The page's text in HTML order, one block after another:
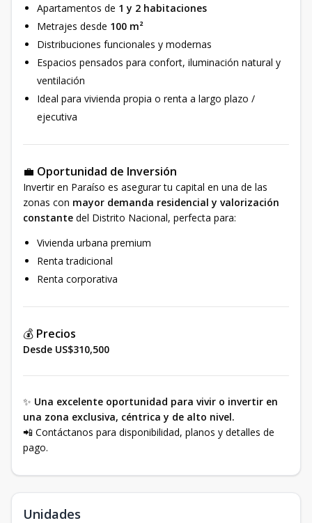
Apartamentos de 1 y 2 habitaciones
Metrajes desde 100 m²
Distribuciones funcionales y modernas
Espacios pensados para confort, iluminación natural y
ventilación
Ideal para vivienda propia o renta a largo plazo /
ejecutiva
💼 Oportunidad de Inversión
Invertir en Paraíso es asegurar tu capital en una de las
zonas con mayor demanda residencial y valorización
constante del Distrito Nacional, perfecta para:
Vivienda urbana premium
Renta tradicional
Renta corporativa
💰 Precios
Desde US$310,500
✨ Una excelente oportunidad para vivir o invertir en
una zona exclusiva, céntrica y de alto nivel.
📲 Contáctanos para disponibilidad, planos y detalles de
pago.
Unidades